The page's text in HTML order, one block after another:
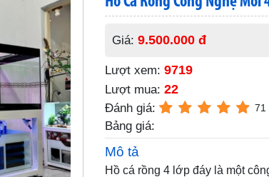
Giá: 9.500.000 đ
Lượt xem: 9719
Lượt mua: 22
Đánh giá: 71
Bảng giá:
Mô tả
Hồ cá rồng 4 lớp đáy là một